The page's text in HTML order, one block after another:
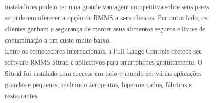
instaladores podem ter uma grande vantagem competitiva sobre seus pares
se puderem oferecer a opção de RMMS a seus clientes. Por outro lado, os
clientes ganham a segurança de manter seus alimentos seguros e livres de
contaminação a um custo muito baixo.
Entre os fornecedores internacionais, a Full Gauge Controls oferece seu
software RMMS Sitrad e aplicativos para smartphones gratuitamente. O
Sitrad foi instalado com sucesso em todo o mundo em várias aplicações
grandes e pequenas, incluindo aeroportos, hipermercados, fábricas e
restaurantes.